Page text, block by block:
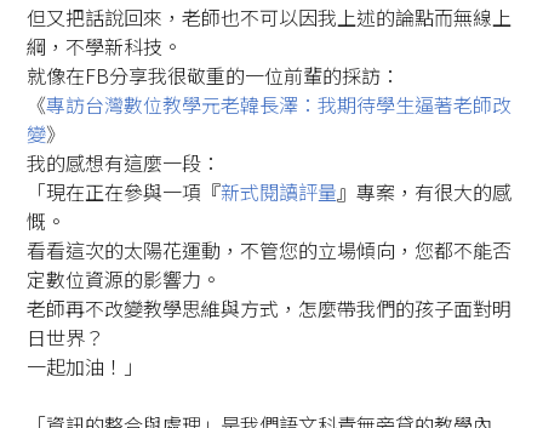
但又把話說回來，老師也不可以因我上述的論點而無線上
綱，不學新科技。
就像在FB分享我很敬重的一位前輩的採訪：
《專訪台灣數位教學元老韓長澤：我期待學生逼著老師改
變》
我的感想有這麼一段：
「現在正在參與一項『新式閱讀評量』專案，有很大的感
慨。
看看這次的太陽花運動，不管您的立場傾向，您都不能否
定數位資源的影響力。
老師再不改變教學思維與方式，怎麼帶我們的孩子面對明
日世界？
一起加油！」